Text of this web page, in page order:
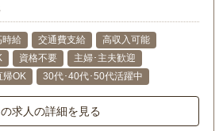
時給 交通費支給
高収入可能
資格不要
主婦･主夫歓迎
帰OK 30代･40代･50代活躍中
求人の詳細を見る